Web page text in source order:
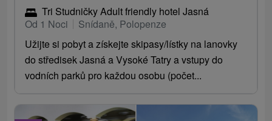
Tri Studničky Adult friendly hotel Jasná
Od 1 Noci
Snídaně, Polopenze
Užijte si pobyt a získejte skipasy/lístky na lanovky
do středisek Jasná a Vysoké Tatry a vstupy do
vodních parků pro každou osobu (počet...